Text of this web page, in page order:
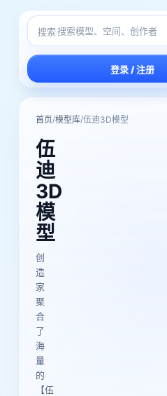
搜索
登录 / 注册
首页/模型库/伍迪3D模型
伍
迪
3D
模
型
创
造
家
聚
合
了
海
量
的
【伍